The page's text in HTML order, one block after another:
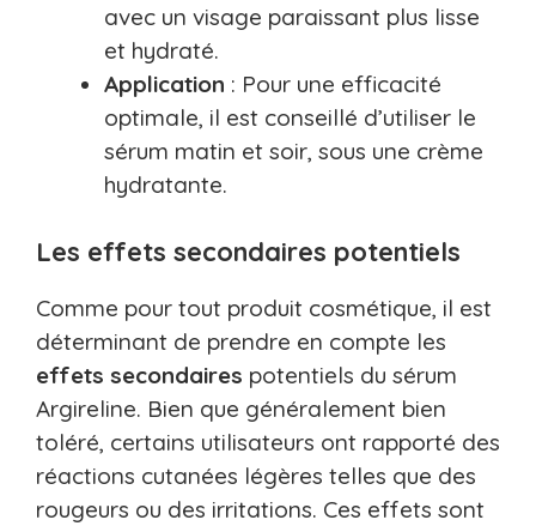
avec un visage paraissant plus lisse
et hydraté.
Application : Pour une efficacité
optimale, il est conseillé d’utiliser le
sérum matin et soir, sous une crème
hydratante.
Les effets secondaires potentiels
Comme pour tout produit cosmétique, il est
déterminant de prendre en compte les
effets secondaires potentiels du sérum
Argireline. Bien que généralement bien
toléré, certains utilisateurs ont rapporté des
réactions cutanées légères telles que des
rougeurs ou des irritations. Ces effets sont